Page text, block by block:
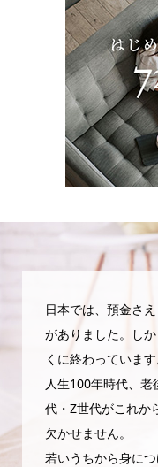
日本では、預金さ
がありました。し
くに終わっています
人生100年時代、
代・Z世代がこれか
欠かせません。
若いうちから身に